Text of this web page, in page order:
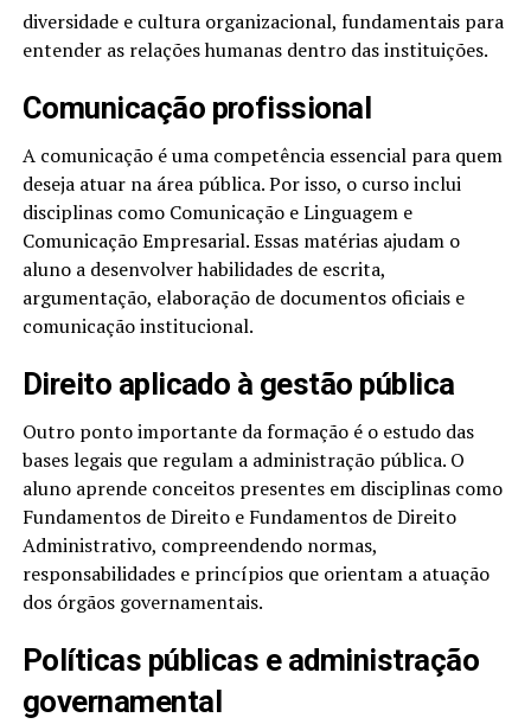
diversidade e cultura organizacional, fundamentais para
entender as relações humanas dentro das instituições.
Comunicação profissional
A comunicação é uma competência essencial para quem
deseja atuar na área pública. Por isso, o curso inclui
disciplinas como Comunicação e Linguagem e
Comunicação Empresarial. Essas matérias ajudam o
aluno a desenvolver habilidades de escrita,
argumentação, elaboração de documentos oficiais e
comunicação institucional.
Direito aplicado à gestão pública
Outro ponto importante da formação é o estudo das
bases legais que regulam a administração pública. O
aluno aprende conceitos presentes em disciplinas como
Fundamentos de Direito e Fundamentos de Direito
Administrativo, compreendendo normas,
responsabilidades e princípios que orientam a atuação
dos órgãos governamentais.
Políticas públicas e administração
governamental